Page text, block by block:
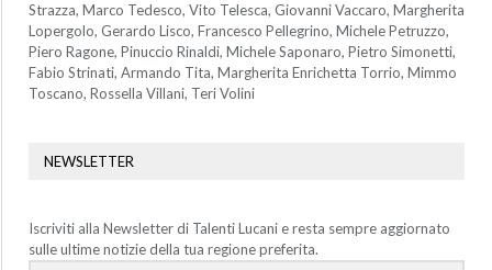
Strazza, Marco Tedesco, Vito Telesca, Giovanni Vaccaro, Margherita
Lopergolo, Gerardo Lisco, Francesco Pellegrino, Michele Petruzzo,
Piero Ragone, Pinuccio Rinaldi, Michele Saponaro, Pietro Simonetti,
Fabio Strinati, Armando Tita, Margherita Enrichetta Torrio, Mimmo
Toscano, Rossella Villani, Teri Volini
NEWSLETTER
Iscriviti alla Newsletter di Talenti Lucani e resta sempre aggiornato
sulle ultime notizie della tua regione preferita.